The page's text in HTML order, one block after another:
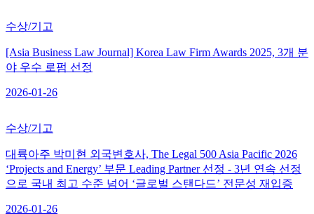
수상/기고
[Asia Business Law Journal] Korea Law Firm Awards 2025, 3개 분
야 우수 로펌 선정
2026-01-26
수상/기고
대륙아주 박미현 외국변호사, The Legal 500 Asia Pacific 2026
‘Projects and Energy’ 부문 Leading Partner 선정 - 3년 연속 선정
으로 국내 최고 수준 넘어 ‘글로벌 스탠다드’ 전문성 재입증
2026-01-26